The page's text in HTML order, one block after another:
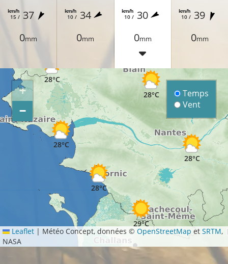
15 /
km/h 37
0mm
10 /
km/h 34
0mm
10 /
km/h 30
0mm
10 /
km/h 39
0mm
28°C
28°C
28°C
29°C
28°C
28°C
28°C
+
−
Temps
Vent
Leaflet | Météo Concept, données ©OpenStreetMap etSRTM,
NASA